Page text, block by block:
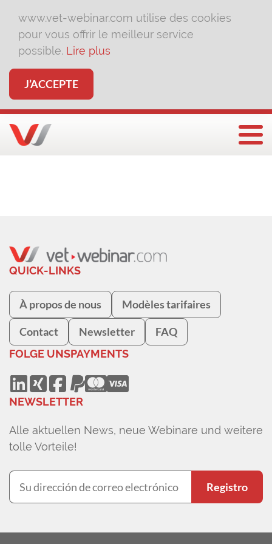
www.vet-webinar.com utilise des cookies
pour vous offrir le meilleur service
possible. Lire plus
J’ACCEPTE
QUICK-LINKS
À propos de nous Modèles tarifaires
Contact Newsletter FAQ
FOLGE UNSPAYMENTS
NEWSLETTER
Alle aktuellen News, neue Webinare und weitere
tolle Vorteile!
Registro